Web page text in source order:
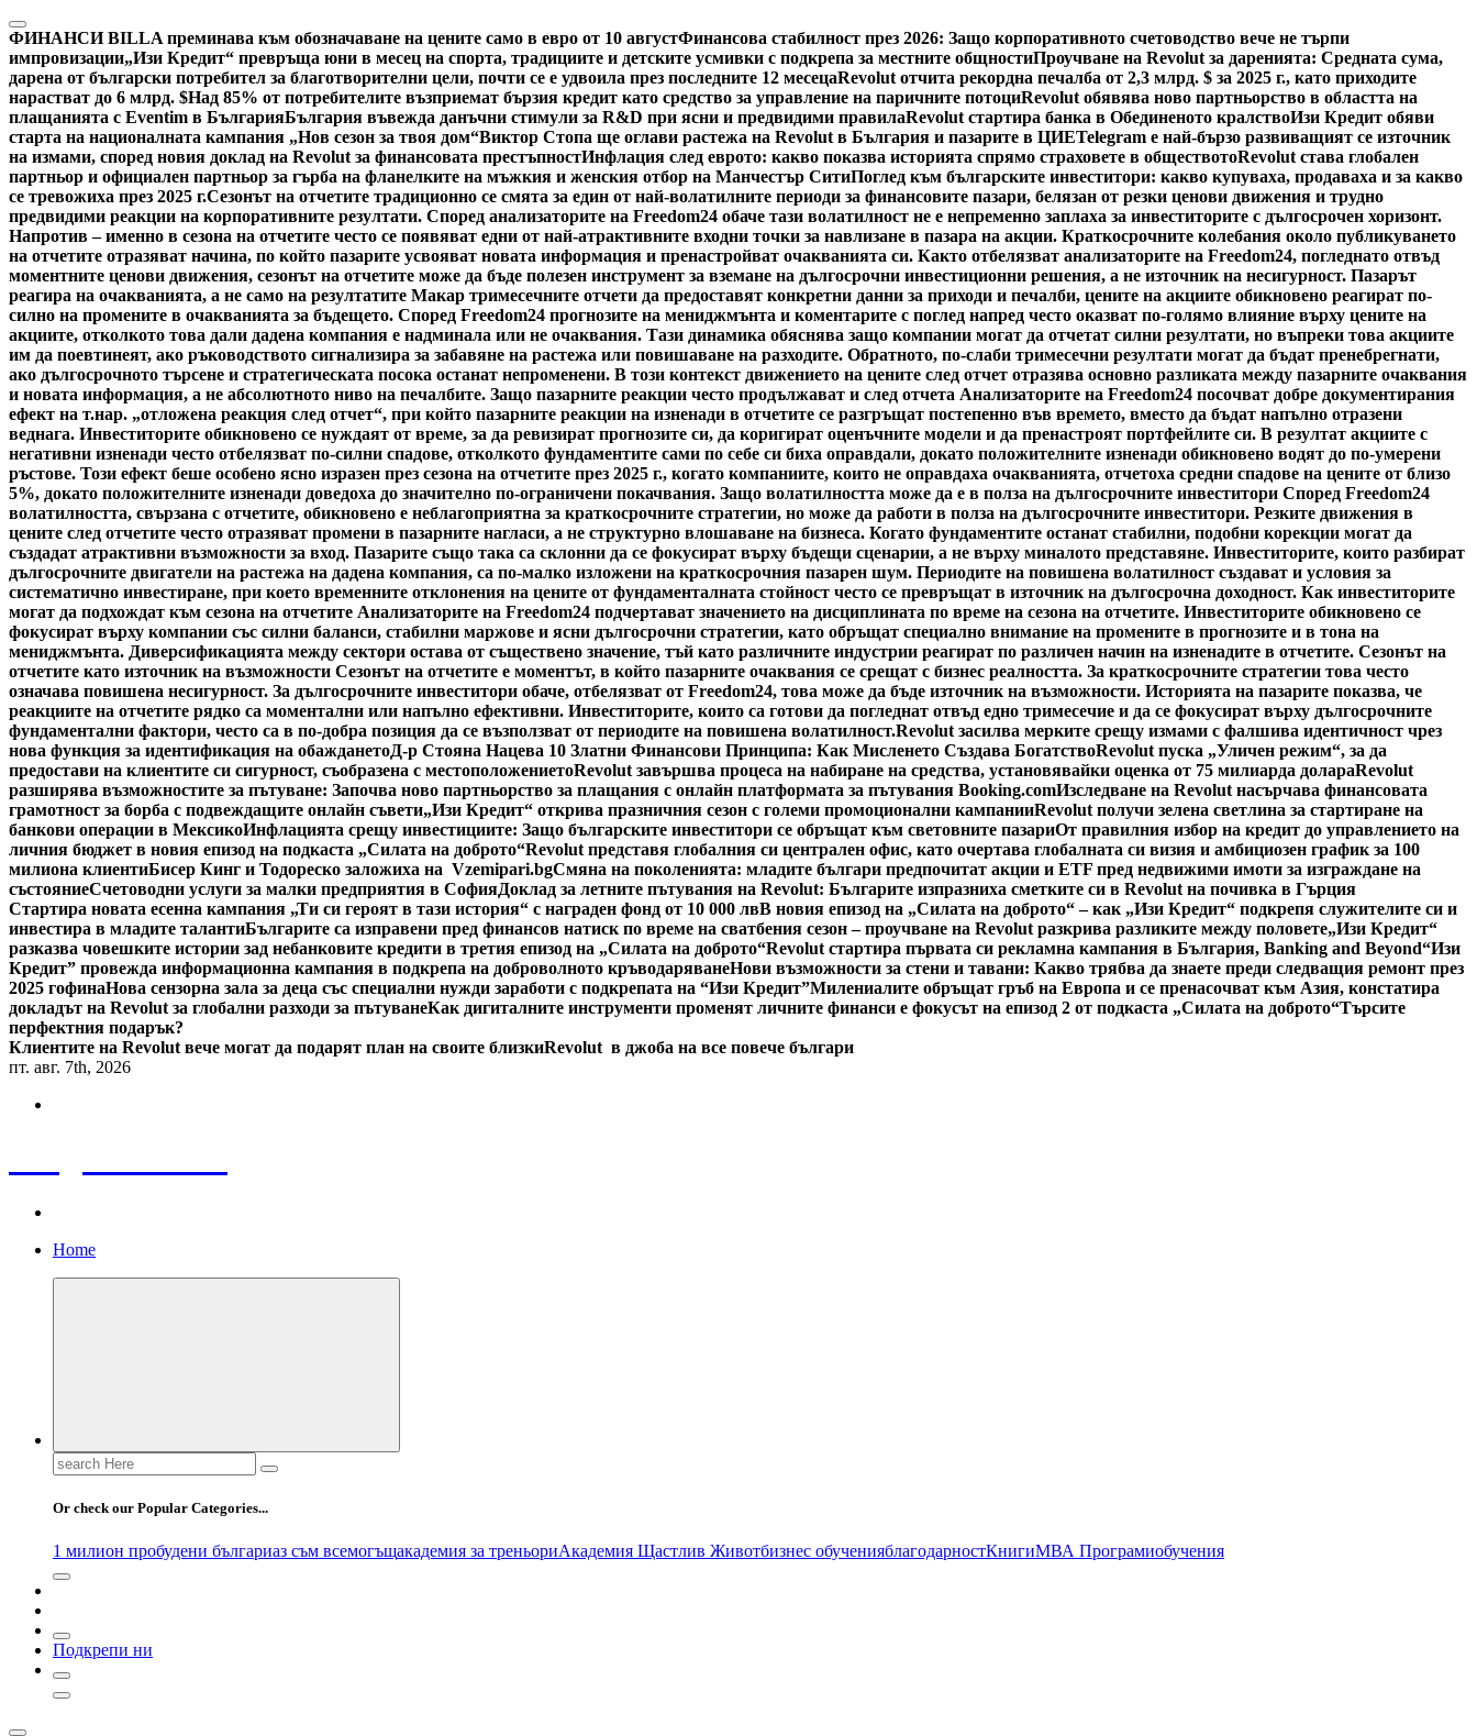
Skip
to
content
ФИНАНСИ BILLA преминава към обозначаване на цените само в евро от 10 августФинансова стабилност през 2026: Защо корпоративното счетоводство вече не търпи
импровизации„Изи Кредит“ превръща юни в месец на спорта, традициите и детските усмивки с подкрепа за местните общностиПроучване на Revolut за даренията: Средната сума,
дарена от български потребител за благотворителни цели, почти се е удвоила през последните 12 месецаRevolut отчита рекордна печалба от 2,3 млрд. $ за 2025 г., като приходите
нарастват до 6 млрд. $Над 85% от потребителите възприемат бързия кредит като средство за управление на паричните потоциRevolut обявява ново партньорство в областта на
плащанията с Eventim в БългарияБългария въвежда данъчни стимули за R&D при ясни и предвидими правилаRevolut стартира банка в Обединеното кралствоИзи Кредит обяви
старта на националната кампания „Нов сезон за твоя дом“Виктор Стопа ще оглави растежа на Revolut в България и пазарите в ЦИЕTelegram е най-бързо развиващият се източник
на измами, според новия доклад на Revolut за финансовата престъпностИнфлация след еврото: какво показва историята спрямо страховете в обществотоRevolut става глобален
партньор и официален партньор за гърба на фланелките на мъжкия и женския отбор на Манчестър СитиПоглед към българските инвеститори: какво купуваха, продаваха и за какво
се тревожиха през 2025 г.Сезонът на отчетите традиционно се смята за един от най-волатилните периоди за финансовите пазари, белязан от резки ценови движения и трудно
предвидими реакции на корпоративните резултати. Според анализаторите на Freedom24 обаче тази волатилност не е непременно заплаха за инвеститорите с дългосрочен хоризонт.
Напротив – именно в сезона на отчетите често се появяват едни от най-атрактивните входни точки за навлизане в пазара на акции. Краткосрочните колебания около публикуването
на отчетите отразяват начина, по който пазарите усвояват новата информация и пренастройват очакванията си. Както отбелязват анализаторите на Freedom24, погледнато отвъд
моментните ценови движения, сезонът на отчетите може да бъде полезен инструмент за вземане на дългосрочни инвестиционни решения, а не източник на несигурност. Пазарът
реагира на очакванията, а не само на резултатите Макар тримесечните отчети да предоставят конкретни данни за приходи и печалби, цените на акциите обикновено реагират по-
силно на промените в очакванията за бъдещето. Според Freedom24 прогнозите на мениджмънта и коментарите с поглед напред често оказват по-голямо влияние върху цените на
акциите, отколкото това дали дадена компания е надминала или не очаквания. Тази динамика обяснява защо компании могат да отчетат силни резултати, но въпреки това акциите
им да поевтинеят, ако ръководството сигнализира за забавяне на растежа или повишаване на разходите. Обратното, по-слаби тримесечни резултати могат да бъдат пренебрегнати,
ако дългосрочното търсене и стратегическата посока останат непроменени. В този контекст движението на цените след отчет отразява основно разликата между пазарните очаквания
и новата информация, а не абсолютното ниво на печалбите. Защо пазарните реакции често продължават и след отчета Анализаторите на Freedom24 посочват добре документирания
ефект на т.нар. „отложена реакция след отчет“, при който пазарните реакции на изненади в отчетите се разгръщат постепенно във времето, вместо да бъдат напълно отразени
веднага. Инвеститорите обикновено се нуждаят от време, за да ревизират прогнозите си, да коригират оценъчните модели и да пренастроят портфейлите си. В резултат акциите с
негативни изненади често отбелязват по-силни спадове, отколкото фундаментите сами по себе си биха оправдали, докато положителните изненади обикновено водят до по-умерени
ръстове. Този ефект беше особено ясно изразен през сезона на отчетите през 2025 г., когато компаниите, които не оправдаха очакванията, отчетоха средни спадове на цените от близо
5%, докато положителните изненади доведоха до значително по-ограничени покачвания. Защо волатилността може да е в полза на дългосрочните инвеститори Според Freedom24
волатилността, свързана с отчетите, обикновено е неблагоприятна за краткосрочните стратегии, но може да работи в полза на дългосрочните инвеститори. Резките движения в
цените след отчетите често отразяват промени в пазарните нагласи, а не структурно влошаване на бизнеса. Когато фундаментите останат стабилни, подобни корекции могат да
създадат атрактивни възможности за вход. Пазарите също така са склонни да се фокусират върху бъдещи сценарии, а не върху миналото представяне. Инвеститорите, които разбират
дългосрочните двигатели на растежа на дадена компания, са по-малко изложени на краткосрочния пазарен шум. Периодите на повишена волатилност създават и условия за
систематично инвестиране, при което временните отклонения на цените от фундаменталната стойност често се превръщат в източник на дългосрочна доходност. Как инвеститорите
могат да подхождат към сезона на отчетите Анализаторите на Freedom24 подчертават значението на дисциплината по време на сезона на отчетите. Инвеститорите обикновено се
фокусират върху компании със силни баланси, стабилни маржове и ясни дългосрочни стратегии, като обръщат специално внимание на промените в прогнозите и в тона на
мениджмънта. Диверсификацията между сектори остава от съществено значение, тъй като различните индустрии реагират по различен начин на изненадите в отчетите. Сезонът на
отчетите като източник на възможности Сезонът на отчетите е моментът, в който пазарните очаквания се срещат с бизнес реалността. За краткосрочните стратегии това често
означава повишена несигурност. За дългосрочните инвеститори обаче, отбелязват от Freedom24, това може да бъде източник на възможности. Историята на пазарите показва, че
реакциите на отчетите рядко са моментални или напълно ефективни. Инвеститорите, които са готови да погледнат отвъд едно тримесечие и да се фокусират върху дългосрочните
фундаментални фактори, често са в по-добра позиция да се възползват от периодите на повишена волатилност.Revolut засилва мерките срещу измами с фалшива идентичност чрез
нова функция за идентификация на обажданетоД-р Стояна Нацева 10 Златни Финансови Принципа: Как Мисленето Създава БогатствоRevolut пуска „Уличен режим“, за да
предостави на клиентите си сигурност, съобразена с местоположениетоRevolut завършва процеса на набиране на средства, установявайки оценка от 75 милиарда долараRevolut
разширява възможностите за пътуване: Започва ново партньорство за плащания с онлайн платформата за пътувания Booking.comИзследване на Revolut насърчава финансовата
грамотност за борба с подвеждащите онлайн съвети„Изи Кредит“ открива празничния сезон с големи промоционални кампанииRevolut получи зелена светлина за стартиране на
банкови операции в МексикоИнфлацията срещу инвестициите: Защо българските инвеститори се обръщат към световните пазариОт правилния избор на кредит до управлението на
личния бюджет в новия епизод на подкаста „Силата на доброто“Revolut представя глобалния си централен офис, като очертава глобалната си визия и амбициозен график за 100
милиона клиентиБисер Кинг и Тодореско заложиха на Vzemipari.bgСмяна на поколенията: младите българи предпочитат акции и ETF пред недвижими имоти за изграждане на
състояниеСчетоводни услуги за малки предприятия в СофияДоклад за летните пътувания на Revolut: Българите изпразниха сметките си в Revolut на почивка в Гърция
Стартира новата есенна кампания „Ти си героят в тази история“ с награден фонд от 10 000 лвВ новия епизод на „Силата на доброто“ – как „Изи Кредит“ подкрепя служителите си и
инвестира в младите талантиБългарите са изправени пред финансов натиск по време на сватбения сезон – проучване на Revolut разкрива разликите между половете„Изи Кредит“
разказва човешките истории зад небанковите кредити в третия епизод на „Силата на доброто“Revolut стартира първата си рекламна кампания в България, Banking and Beyond“Изи
Кредит” провежда информационна кампания в подкрепа на доброволното кръводаряванеНови възможности за стени и тавани: Какво трябва да знаете преди следващия ремонт през
2025 гофинаНова сензорна зала за деца със специални нужди заработи с подкрепата на “Изи Кредит”Милениалите обръщат гръб на Европа и се пренасочват към Азия, констатира
докладът на Revolut за глобални разходи за пътуванеКак дигиталните инструменти променят личните финанси е фокусът на епизод 2 от подкаста „Силата на доброто“Търсите
перфектния подарък?
Клиентите на Revolut вече могат да подарят план на своите близкиRevolut в джоба на все повече българи
пт. авг. 7th, 2026
Home
Search
for:
Or check our Popular Categories...
1 милион пробудени българиаз съм всемогъщакадемия за треньориАкадемия Щастлив Животбизнес обученияблагодарностКнигиМВА Програмиобучения
Подкрепи ни